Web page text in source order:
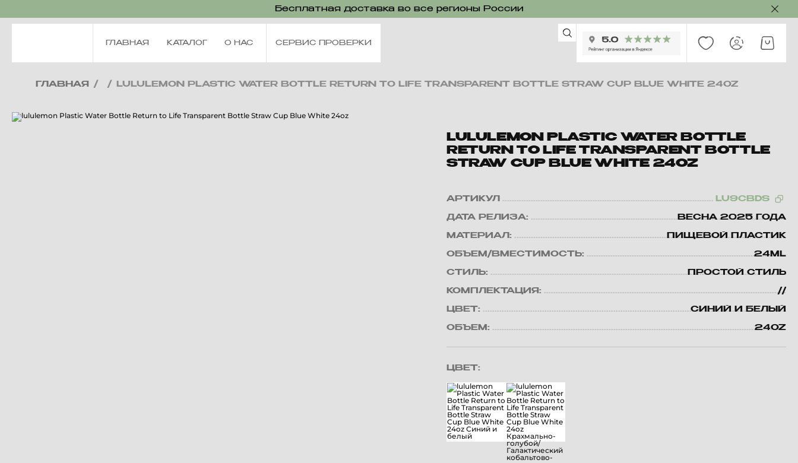
Бесплатная доставка во все регионы России
ГЛАВНАЯ КАТАЛОГ О НАС СЕРВИС ПРОВЕРКИ
ГЛАВНАЯ / / LULULEMON PLASTIC WATER BOTTLE RETURN TO LIFE TRANSPARENT BOTTLE STRAW CUP BLUE WHITE 24OZ
LULULEMON PLASTIC WATER BOTTLE
RETURN TO LIFE TRANSPARENT BOTTLE
STRAW CUP BLUE WHITE 24OZ
АРТИКУЛ LU9CBDS
ДАТА РЕЛИЗА: ВЕСНА 2025 ГОДА
МАТЕРИАЛ: ПИЩЕВОЙ ПЛАСТИК
ОБЪЕМ/ВМЕСТИМОСТЬ: 24ML
СТИЛЬ: ПРОСТОЙ СТИЛЬ
КОМПЛЕКТАЦИЯ: //
ЦВЕТ: СИНИЙ И БЕЛЫЙ
ОБЪЕМ: 24OZ
ЦВЕТ: